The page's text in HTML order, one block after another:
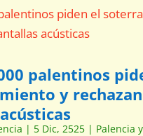
palentinos
y
| 5 Dic, 2525| Palencia y